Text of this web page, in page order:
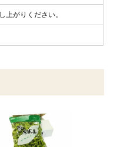
上がりください。